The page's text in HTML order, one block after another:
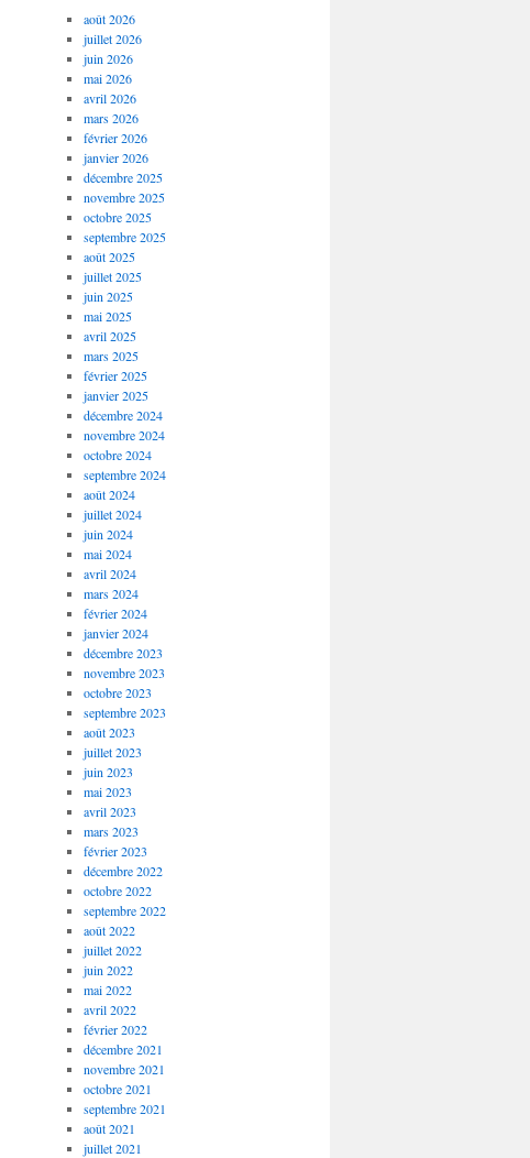
août 2026
juillet 2026
juin 2026
mai 2026
avril 2026
mars 2026
février 2026
janvier 2026
décembre 2025
novembre 2025
octobre 2025
septembre 2025
août 2025
juillet 2025
juin 2025
mai 2025
avril 2025
mars 2025
février 2025
janvier 2025
décembre 2024
novembre 2024
octobre 2024
septembre 2024
août 2024
juillet 2024
juin 2024
mai 2024
avril 2024
mars 2024
février 2024
janvier 2024
décembre 2023
novembre 2023
octobre 2023
septembre 2023
août 2023
juillet 2023
juin 2023
mai 2023
avril 2023
mars 2023
février 2023
décembre 2022
octobre 2022
septembre 2022
août 2022
juillet 2022
juin 2022
mai 2022
avril 2022
février 2022
décembre 2021
novembre 2021
octobre 2021
septembre 2021
août 2021
juillet 2021